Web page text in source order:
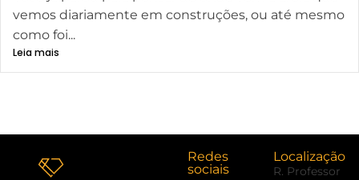
vemos diariamente em construções, ou até mesmo
como foi...
Leia mais
Redes
sociais
Localização
R. Professor